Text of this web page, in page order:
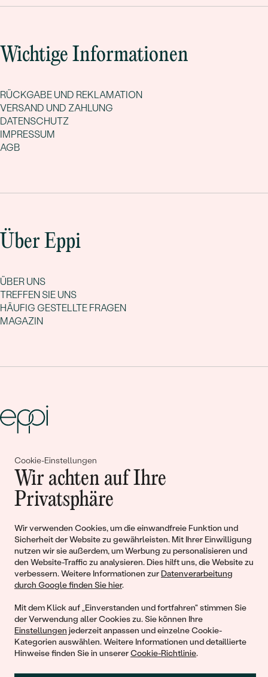
Cookie-Einstellungen
Wir achten auf Ihre
Privatsphäre
Wir verwenden Cookies, um die einwandfreie Funktion und
Sicherheit der Website zu gewährleisten. Mit Ihrer Einwilligung
nutzen wir sie außerdem, um Werbung zu personalisieren und
den Website-Traffic zu analysieren. Dies hilft uns, die Website zu
verbessern. Weitere Informationen zur Datenverarbeitung
durch Google finden Sie hier.
Mit dem Klick auf „Einverstanden und fortfahren" stimmen Sie
der Verwendung aller Cookies zu. Sie können Ihre
Einstellungen jederzeit anpassen und einzelne Cookie-
Kategorien auswählen. Weitere Informationen und detaillierte
Hinweise finden Sie in unsererCookie-Richtlinie.
Wichtige Informationen
RÜCKGABE UND REKLAMATION
VERSAND UND ZAHLUNG
DATENSCHUTZ
IMPRESSUM
AGB
Über Eppi
ÜBER UNS
TREFFEN SIE UNS
HÄUFIG GESTELLTE FRAGEN
MAGAZIN
Gemeinsam erschaffen wir
Geschichten von Schönheit und
Liebe
Begleiten Sie uns!
© 2011 - 2026, Eppi.de